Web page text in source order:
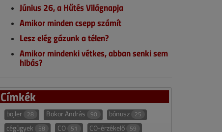
Június 26, a Hűtés Világnapja
Amikor minden csepp számít
Lesz elég gázunk a télen?
Amikor mindenki vétkes, abban senki sem
hibás?
Címkék
bojler 28 Bokor András 90 bónusz 25
cégügyek 58 CO 51 CO-érzékelő 59